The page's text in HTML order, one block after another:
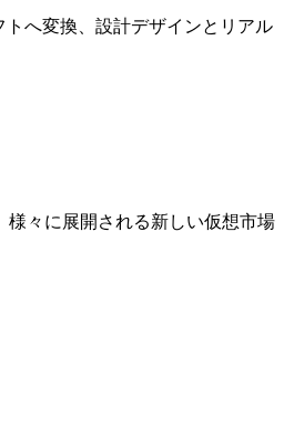
へ変換、設計デザインとリアル
々に展開される新しい仮想市場